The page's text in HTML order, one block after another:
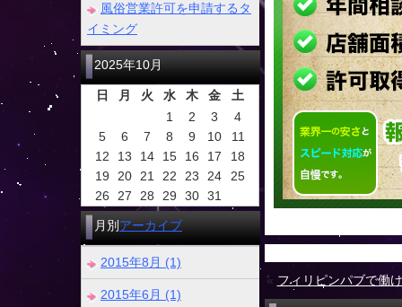
« フィリピンパブで働
風俗営業許可を申請するタ
イミング
2025年10月
日 月 火 水 木 金
土
1
2 3
4
5
6 7 8 9 10
11
12
13 14 15 16 17
18
19
20 21 22 23 24
25
26
27 28 29 30 31
月別 アーカイブ
2015年8月 (1)
2015年6月 (1)